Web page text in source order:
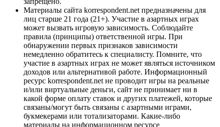
Материалы сайта korrespondent.net предназначены для
лиц старше 21 года (21+). Участие в азартных играх
может вызвать игровую зависимость. Соблюдайте
правила (принципы) ответственной игры. При
обнаружении первых признаков зависимости
немедленно обратитесь к специалисту. Помните, что
участие в азартных играх не может являться источником
доходов или альтернативой работе. Информационный
ресурс korrespondent.net не проводит игры на реальные
и/или виртуальные деньги, сайт не принимает ни в
какой форме оплату ставок и других платежей, которые
связаны/могут быть связаны с азартными играми,
букмекерами или тотализаторами. Какие-либо
материалы на информационном ресурсе